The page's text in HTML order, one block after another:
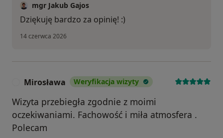
mgr Jakub Gajos
Dziękuję bardzo za opinię! :)
14 czerwca 2026
Mirosława Weryfikacja wizyty
Wizyta przebiegła zgodnie z moimi
oczekiwaniami. Fachowość i miła atmosfera .
Polecam